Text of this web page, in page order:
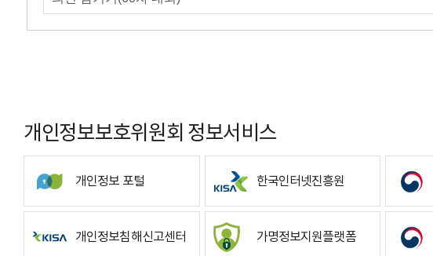
개인정보보호위원회 정보서비스
개인정보 포털 한국인터넷진흥원
개인정보침해신고센터 가명정보지원플랫폼